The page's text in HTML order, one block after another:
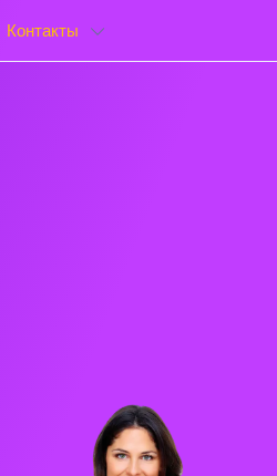
Контакты